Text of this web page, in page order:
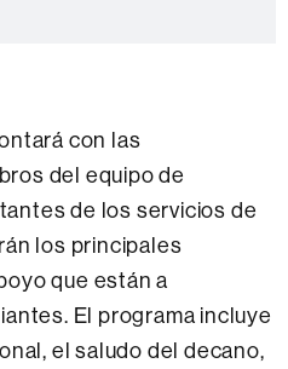
con las
del equipo de
de los servicios de
los principales
que están a
El programa incluye
el saludo del decano,